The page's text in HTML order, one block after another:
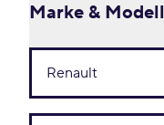
Marke & Modell